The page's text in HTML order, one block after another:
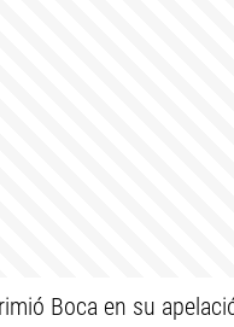
Boca en su